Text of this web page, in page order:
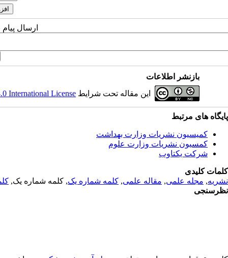
ارسال
بازنشر اطلاعات
این مقاله تحت شرایط International License
پایگاه های مرتبط
کمیسیون نشریات وزارت بهداشت
کمسیون نشریات وزارت علوم
شرکت یکتاوب
کلمات کلیدی
نشریه, مجله علمی, مقاله علمی, کلمه شماره یک, کلمه شماره یک,
نظرسنجی